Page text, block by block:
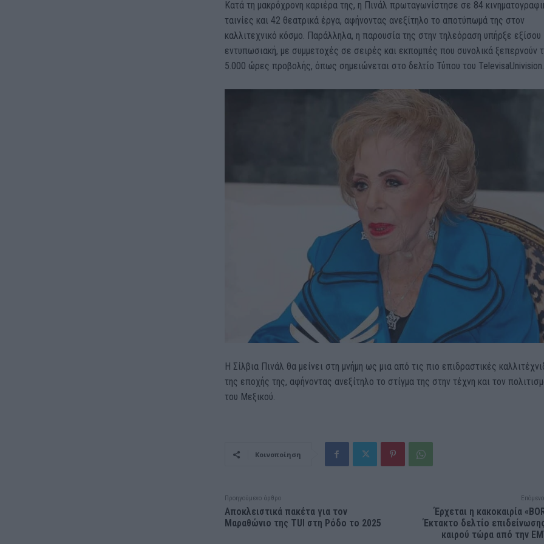
Κατά τη μακρόχρονη καριέρα της, η Πινάλ πρωταγωνίστησε σε 84
ταινίες και 42 θεατρικά έργα, αφήνοντας ανεξίτηλο το αποτύπωμά της στον
καλλιτεχνικό κόσμο. Παράλληλα, η παρουσία της στην τηλεόραση υπήρξε εξίσου
εντυπωσιακή, με συμμετοχές σε σειρές και εκπομπές που συνολικά ξεπερνούν
5.000 ώρες προβολής, όπως σημειώνεται στο δελτίο Τύπου του TelevisaUnivision.
Η Σίλβια Πινάλ θα μείνει στη μνήμη ως μια από τις πιο επιδραστικές
της εποχής της, αφήνοντας ανεξίτηλο το στίγμα της στην τέχνη και τον
του Μεξικού.
Κοινοποίηση
Προηγούμενο άρθρο
Αποκλειστικά πακέτα για τον
Μαραθώνιο της TUI στη Ρόδο το 2025
Έρχεται η κακοκαιρία
Έκτακτο δελτίο
καιρού τώρα από την